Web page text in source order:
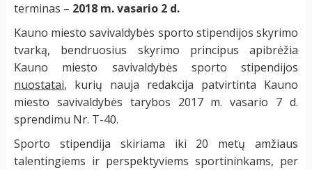
terminas – 2018 m. vasario 2 d.
Kauno miesto savivaldybės sporto stipendijos skyrimo
tvarką, bendruosius skyrimo principus apibrėžia
Kauno miesto savivaldybės sporto stipendijos
nuostatai, kurių nauja redakcija patvirtinta Kauno
miesto savivaldybės tarybos 2017 m. vasario 7 d.
sprendimu Nr. T-40.
Sporto stipendija skiriama iki 20 metų amžiaus
talentingiems ir perspektyviems sportininkams, per